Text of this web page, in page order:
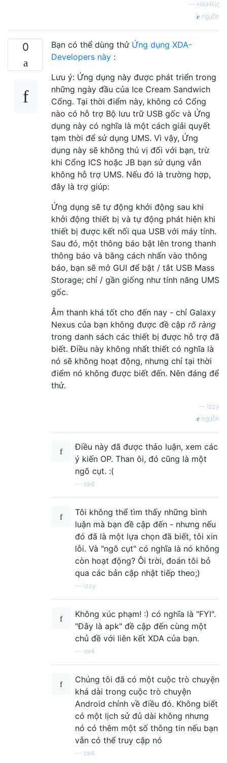
— ΗλίΗλίς
nguồn
0 Bạn có thể dùng thử Ứng dụng XDA-
Developers này :
Lưu ý: Ứng dụng này được phát triển trong
những ngày đầu của Ice Cream Sandwich
Cổng. Tại thời điểm này, không có Cổng
nào có hỗ trợ Bộ lưu trữ USB gốc và Ứng
dụng này có nghĩa là một cách giải quyết
tạm thời để sử dụng UMS. Vì vậy, Ứng
dụng này sẽ không thú vị đối với bạn, trừ
khi Cổng ICS hoặc JB bạn sử dụng vẫn
không hỗ trợ UMS. Nếu đó là trường hợp,
đây là trợ giúp:
Ứng dụng sẽ tự động khởi động sau khi
khởi động thiết bị và tự động phát hiện khi
thiết bị được kết nối qua USB với máy tính.
Sau đó, một thông báo bật lên trong thanh
thông báo và bằng cách nhấn vào thông
báo, bạn sẽ mở GUI để bật / tắt USB Mass
Storage; chỉ / gần giống như tính năng UMS
gốc.
Âm thanh khá tốt cho đến nay - chỉ Galaxy
Nexus của bạn không được đề cập rõ ràng
trong danh sách các thiết bị được hỗ trợ đã
biết. Điều này không nhất thiết có nghĩa là
nó sẽ không hoạt động, nhưng chỉ tại thời
điểm nó không được biết đến. Nên đáng để
thử.
— Izzy
nguồn
Điều này đã được thảo luận, xem các
ý kiến ​​OP. Than ôi, đó cũng là một
ngõ cụt. :(
ce4
Tôi không thể tìm thấy những bình
luận mà bạn đề cập đến - nhưng nếu
đó đã là một lựa chọn đã biết, tôi xin
lỗi. Và "ngõ cụt" có nghĩa là nó không
còn hoạt động? Ôi trời, đoán tôi bỏ
qua các bản cập nhật tiếp theo;)
— Izzy
Không xúc phạm! :) có nghĩa là "FYI".
"Đây là apk" đề cập đến cùng một
chủ đề với liên kết XDA của bạn.
ce4
Chúng tôi đã có một cuộc trò chuyện
khá dài trong cuộc trò chuyện
Android chính về điều đó. Không biết
có một lịch sử đủ dài không nhưng
nó có thêm một số thông tin nếu bạn
vẫn có thể truy cập nó
ce4